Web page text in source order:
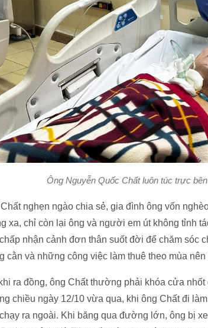
Ông Nguyễn Quốc Chất luôn túc trực
nghẹn ngào chia sẻ, gia đình ông vốn
xa, chỉ còn lại ông và người em út không tỉnh
nhận cảnh đơn thân suốt đời để chăm sóc
cằn và những công việc làm thuê theo mùa
ra đồng, ông Chất thường phải khóa cửa
chiều ngày 12/10 vừa qua, khi ông Chất đi
ra ngoài. Khi băng qua đường lớn, ông bị